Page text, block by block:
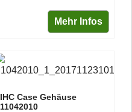
Mehr Infos
IHC Case Gehäuse
11042010